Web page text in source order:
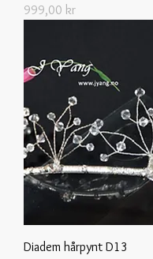
Pris
999,00 kr
Diadem hårpynt D13